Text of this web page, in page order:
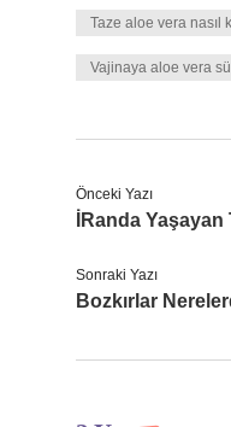
Taze aloe vera nasıl
Vajinaya aloe vera
Önceki Yazı
İRanda
Sonraki Yazı
Bozkırlar